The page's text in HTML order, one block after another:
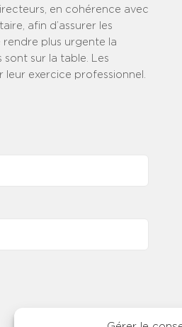
en cohérence avec
afin d’assurer les
rendre plus urgente la
sur la table. Les
exercice professionnel.